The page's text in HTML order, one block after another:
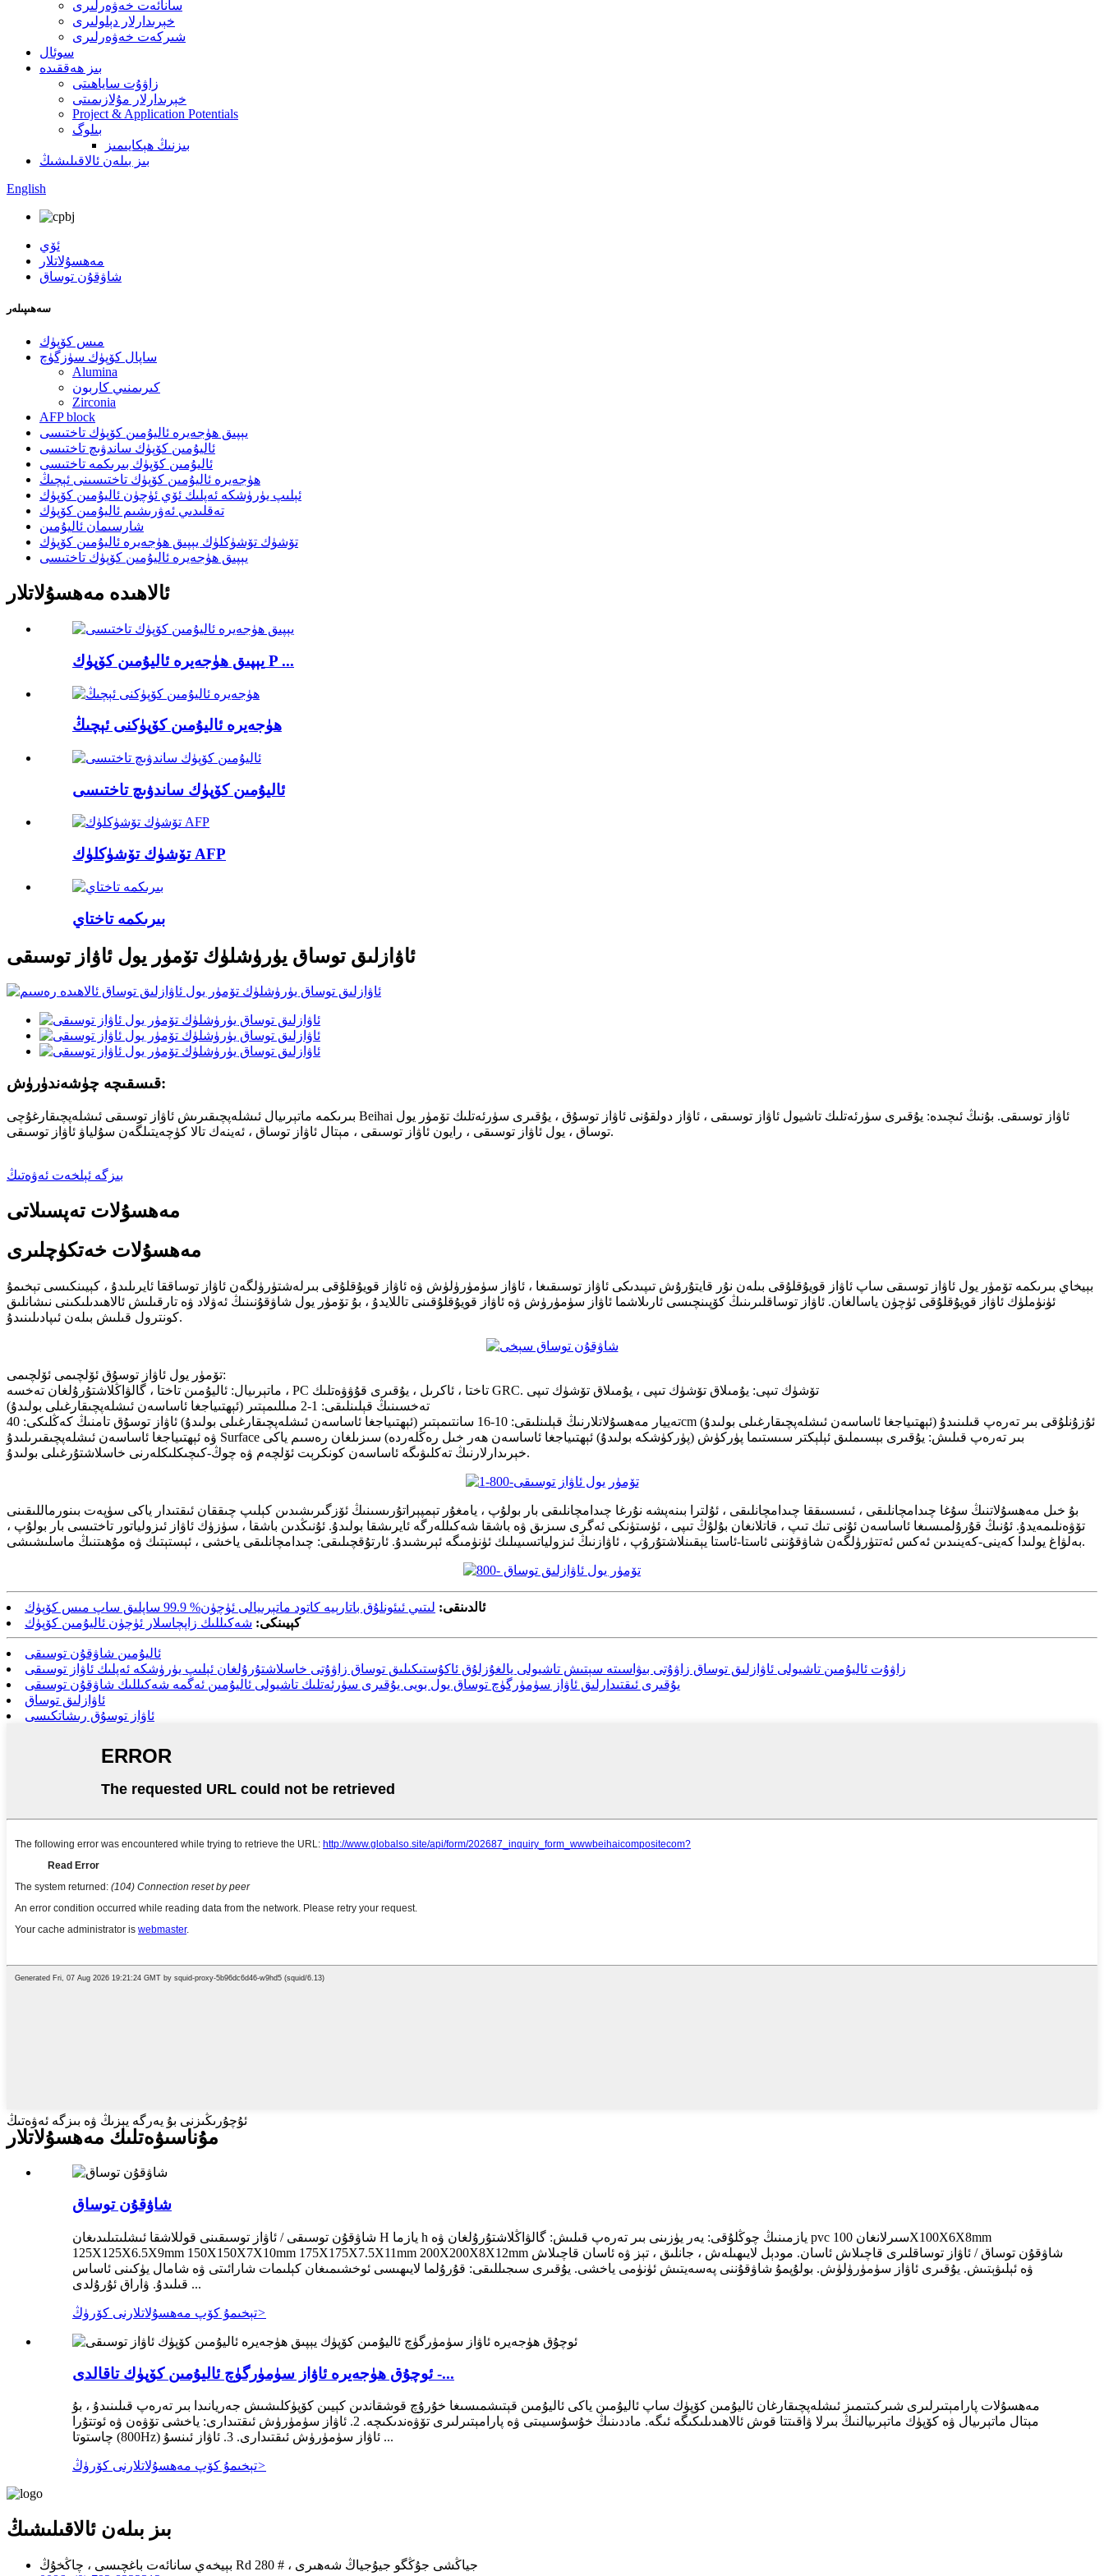
سانائەت خەۋەرلىرى
خېرىدارلار دېلولىرى
شىركەت خەۋەرلىرى
سوئال
بىز ھەققىدە
زاۋۇت ساياھىتى
خېرىدارلار مۇلازىمىتى
Project & Application Potentials
بىلوگ
بىزنىڭ ھېكايىمىز
بىز بىلەن ئالاقىلىشىڭ
English
ئۆي
مەھسۇلاتلار
شاۋقۇن توساق
سەھىپىلەر
مىس كۆپۈك
ساپال كۆپۈك سۈزگۈچ
Alumina
كىرىمنىي كاربون
Zirconia
AFP block
يېپىق ھۈجەيرە ئاليۇمىن كۆپۈك تاختىسى
ئاليۇمىن كۆپۈك ساندۋىچ تاختىسى
ئاليۇمىن كۆپۈك بىرىكمە تاختىسى
ھۈجەيرە ئاليۇمىن كۆپۈك تاختىسىنى ئېچىڭ
ئېلىپ يۈرۈشكە ئەپلىك ئۆي ئۈچۈن ئاليۇمىن كۆپۈك
تەقلىدىي ئەۋرىشىم ئاليۇمىن كۆپۈك
شارسىمان ئاليۇمىن
تۆشۈك تۆشۈكلۈك يېپىق ھۈجەيرە ئاليۇمىن كۆپۈك
يېپىق ھۈجەيرە ئاليۇمىن كۆپۈك تاختىسى
ئالاھىدە مەھسۇلاتلار
يېپىق ھۈجەيرە ئاليۇمىن كۆپۈك P ...
ھۈجەيرە ئاليۇمىن كۆپۈكنى ئېچىڭ
ئاليۇمىن كۆپۈك ساندۋىچ تاختىسى
تۆشۈك تۆشۈكلۈك AFP
بىرىكمە تاختاي
ئاۋازلىق توساق يۈرۈشلۈك تۆمۈر يول ئاۋاز توسىقى
قىسقىچە چۈشەندۈرۈش:
بىرىكمە ماتېرىيال ئىشلەپچىقىرىش ئاۋاز توسىقى ئىشلەپچىقارغۇچى Beihai ئاۋاز توسىقى. بۇنىڭ ئىچىدە: يۇقىرى سۈرئەتلىك تاشيول ئاۋاز توسىقى ، ئاۋاز دولقۇنى ئاۋاز توسۇق ، يۇقىرى سۈرئەتلىك تۆمۈر يول
توساق ، يول ئاۋاز توسىقى ، رايون ئاۋاز توسىقى ، مېتال ئاۋاز توساق ، ئەينەك تالا كۈچەيتىلگەن سۇلياۋ ئاۋاز توسىقى.
بىزگە ئېلخەت ئەۋەتىڭ
مەھسۇلات تەپسىلاتى
مەھسۇلات خەتكۈچلىرى
بېيخاي بىرىكمە تۆمۈر يول ئاۋاز توسىقى ساپ ئاۋاز قويۇقلۇقى بىلەن نۇر قايتۇرۇش تىپىدىكى ئاۋاز توسىقىغا ، ئاۋاز سۈمۈرۈلۈش ۋە ئاۋاز قويۇقلۇقى بىرلەشتۈرۈلگەن ئاۋاز توساققا ئايرىلىدۇ ، كېيىنكىسى تېخىمۇ
ئۈنۈملۈك ئاۋاز قويۇقلۇقى ئۈچۈن ياسالغان. ئاۋاز توساقلىرىنىڭ كۆپىنچىسى ئارىلاشما ئاۋاز سۈمۈرۈش ۋە ئاۋاز قويۇقلۇقىنى تاللايدۇ ، بۇ تۆمۈر يول شاۋقۇنىنىڭ ئەۋلاد ۋە تارقىلىش ئالاھىدىلىكىنى نىشانلىق
كونترول قىلىش بىلەن ئىپادىلىنىدۇ.
تۆمۈر يول ئاۋاز توسۇق ئۆلچىمى ئۆلچىمى:
ماتېرىيال: ئاليۇمىن تاختا ، گالۋاڭلاشتۇرۇلغان تەخسە ، PC تاختا ، ئاكرىل ، يۇقىرى قۇۋۋەتلىك GRC. تۆشۈك تىپى: يۇمىلاق تۆشۈك تىپى ، يۇمىلاق تۆشۈك تىپى
تەخسىنىڭ قېلىنلىقى: 1-2 مىللىمېتىر (ئېھتىياجغا ئاساسەن ئىشلەپچىقارغىلى بولىدۇ)
تەييار مەھسۇلاتلارنىڭ قېلىنلىقى: 10-16 سانتىمېتىر (ئېھتىياجغا ئاساسەن ئىشلەپچىقارغىلى بولىدۇ) ئاۋاز توسۇق تامنىڭ كەڭلىكى: 40cm (ئېھتىياجغا ئاساسەن ئىشلەپچىقارغىلى بولىدۇ) ئۇزۇنلۇقى بىر تەرەپ قىلىنىدۇ
ۋە ئېھتىياجغا ئاساسەن ئىشلەپچىقىرىلىدۇ Surface بىر تەرەپ قىلىش: يۇقىرى بېسىملىق ئېلېكتر سىستىما پۈركۈش (پۈركۈشكە بولىدۇ) ئېھتىياجغا ئاساسەن ھەر خىل رەڭلەردە) سىزىلغان رەسىم ياكى
خېرىدارلارنىڭ تەكلىۋىگە ئاساسەن كونكرېت ئۆلچەم ۋە چوڭ-كىچىكلىكلەرنى خاسلاشتۇرغىلى بولىدۇ.
بۇ خىل مەھسۇلاتنىڭ سۇغا چىدامچانلىقى ، ئىسسىققا چىدامچانلىقى ، ئۇلترا بىنەپشە نۇرغا چىدامچانلىقى بار بولۇپ ، يامغۇر تېمپېراتۇرىسىنىڭ ئۆزگىرىشىدىن كېلىپ چىققان ئىقتىدار ياكى سۈپەت بىنورماللىقىنى
تۆۋەنلىمەيدۇ. ئۇنىڭ قۇرۇلمىسىغا ئاساسەن ئۇنى تىك تىپ ، قاتلانغان بۇلۇڭ تىپى ، ئۈستۈنكى ئەگرى سىزىق ۋە باشقا شەكىللەرگە ئايرىشقا بولىدۇ. ئۇنىڭدىن باشقا ، سۈزۈك ئاۋاز ئىزولياتور تاختىسى بار بولۇپ ،
بەلۋاغ يولىدا كەينى-كەينىدىن ئەكس ئەتتۈرۈلگەن شاۋقۇننى ئاستا-ئاستا يېقىنلاشتۇرۇپ ، ئاۋازنىڭ ئىزولياتسىيىلىك ئۈنۈمىگە ئېرىشىدۇ. ئارتۇقچىلىقى: چىدامچانلىقى ياخشى ، ئېستېتىك ۋە مۇھىتنىڭ ماسلىشىشى.
ئالدىنقى: لىتىي ئىئونلۇق باتارېيە كاتود ماتېرىيالى ئۈچۈن% 99.9 ساپلىق ساپ مىس كۆپۈك
كېيىنكى: شەكىللىك زاپچاسلار ئۈچۈن ئاليۇمىن كۆپۈك
ئاليۇمىن شاۋقۇن توسىقى
زاۋۇت ئاليۇمىن تاشيولى ئاۋازلىق توساق زاۋۇتى بىۋاسىتە سېتىش تاشيولى يالغۇزلۇق ئاكۇستىكىلىق توساق زاۋۇتى خاسلاشتۇرۇلغان ئېلىپ يۈرۈشكە ئەپلىك ئاۋاز توسىقى
يۇقىرى ئىقتىدارلىق ئاۋاز سۈمۈرگۈچ توساق يول بويى يۇقىرى سۈرئەتلىك تاشيولى ئاليۇمىن ئەگمە شەكىللىك شاۋقۇن توسىقى
ئاۋازلىق توساق
ئاۋاز توسۇق رىشاتكىسى
ئۇچۇرىڭىزنى بۇ يەرگە يېزىڭ ۋە بىزگە ئەۋەتىڭ
مۇناسىۋەتلىك مەھسۇلاتلار
شاۋقۇن توساق
شاۋقۇن توسىقى / ئاۋاز توسىقىنى قوللاشقا ئىشلىتىلىدىغان H يازما h يازمىنىڭ چوڭلۇقى: يەر يۈزىنى بىر تەرەپ قىلىش: گالۋاڭلاشتۇرۇلغان ۋە pvc سىرلانغان 100X100X6X8mm
125X125X6.5X9mm 150X150X7X10mm 175X175X7.5X11mm 200X200X8X12mm شاۋقۇن توساق / ئاۋاز توساقلىرى قاچىلاش ئاسان. مودېل لايىھىلەش ، جانلىق ، تېز ۋە ئاسان قاچىلاش
ۋە ئېلىۋېتىش. يۇقىرى ئاۋاز سۈمۈرۈلۈش. بولۇپمۇ شاۋقۇننى پەسەيتىش ئۈنۈمى ياخشى. يۇقىرى سىجىللىقى: قۇرۇلما لايىھىسى ئوخشىمىغان كېلىمات شارائىتى ۋە شامال يۈكىنى ئاساس
قىلىدۇ. ۋاراق ئۇرۇلدى ...
تېخىمۇ كۆپ مەھسۇلاتلارنى كۆرۈڭ>
ئوچۇق ھۈجەيرە ئاۋاز سۈمۈرگۈچ ئاليۇمىن كۆپۈك تاقالدى -...
مەھسۇلات پارامېتىرلىرى شىركىتىمىز ئىشلەپچىقارغان ئاليۇمىن كۆپۈك ساپ ئاليۇمىن ياكى ئاليۇمىن قېتىشمىسىغا خۇرۇچ قوشقاندىن كېيىن كۆپۈكلىشىش جەريانىدا بىر تەرەپ قىلىنىدۇ ، بۇ
مېتال ماتېرىيال ۋە كۆپۈك ماتېرىيالنىڭ بىرلا ۋاقىتتا قوش ئالاھىدىلىكىگە ئىگە. ماددىنىڭ خۇسۇسىيىتى ۋە پارامېتىرلىرى تۆۋەندىكىچە. 2. ئاۋاز سۈمۈرۈش ئىقتىدارى: ياخشى تۆۋەن ۋە ئوتتۇرا
چاستوتا (800Hz) ئاۋاز سۈمۈرۈش ئىقتىدارى. 3. ئاۋاز ئىنسۇ ...
تېخىمۇ كۆپ مەھسۇلاتلارنى كۆرۈڭ>
بىز بىلەن ئالاقىلىشىڭ
بېيخەي سانائەت باغچىسى ، چاڭخۇڭ Rd 280 # ، جياڭشى جۇڭگو جيۇجياڭ شەھىرى